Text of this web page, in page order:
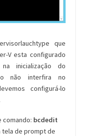
que
V esta configurado
inicialização do
não interfira no
configurá-lo
comando: bcdedit
tela de prompt de